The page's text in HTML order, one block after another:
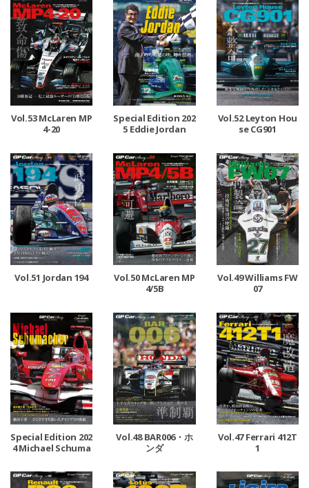
Vol.53 McLaren MP
4-20
Special Edition 202
5 Eddie Jordan
Vol.52 Leyton Hou
se CG901
Vol.51 Jordan 194
Vol.50 McLaren MP
4/5B
Vol.49 Williams FW
07
Special Edition 202
4 Michael Schuma
Vol.48 BAR006・ホ
ンダ
Vol.47 Ferrari 412T
1